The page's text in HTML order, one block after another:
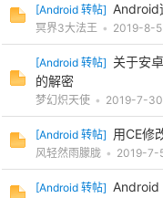
[Android 转帖] Android
冥界3大法王 • 2019-8-
[Android 转帖] 关于安
的解密
梦幻炽天使 • 2019-7-30
[Android 转帖] 用CE修
风轻然雨朦胧 • 2019-7-
[Android 转帖] Android